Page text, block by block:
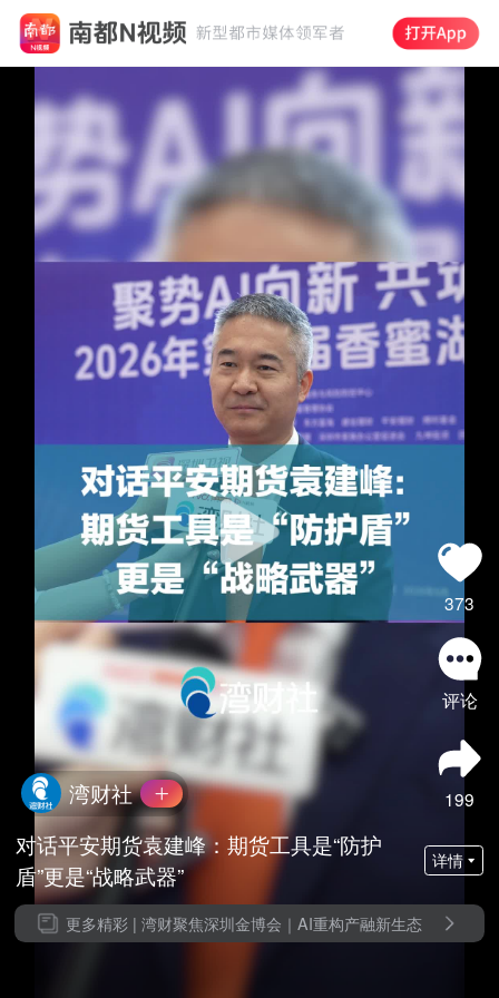
373
评论
199
湾财社
对话平安期货袁建峰：期货工具是“防护
盾”更是“战略武器”
详情
更多精彩 | 湾财聚焦深圳金博会｜AI重构产融新生态